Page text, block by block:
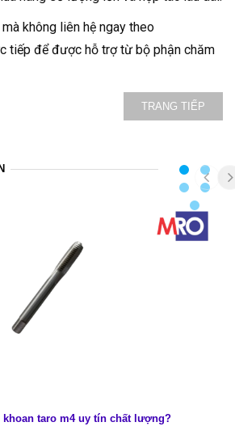
không liên hệ ngay theo
tiếp để được hỗ trợ từ bộ phận chăm
TRANG TIẾP
taro m4 uy tín chất lượng?